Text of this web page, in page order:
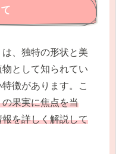
、独特の形状と美
として知られてい
徴があります。こ
果実に焦点を当
を詳しく解説して